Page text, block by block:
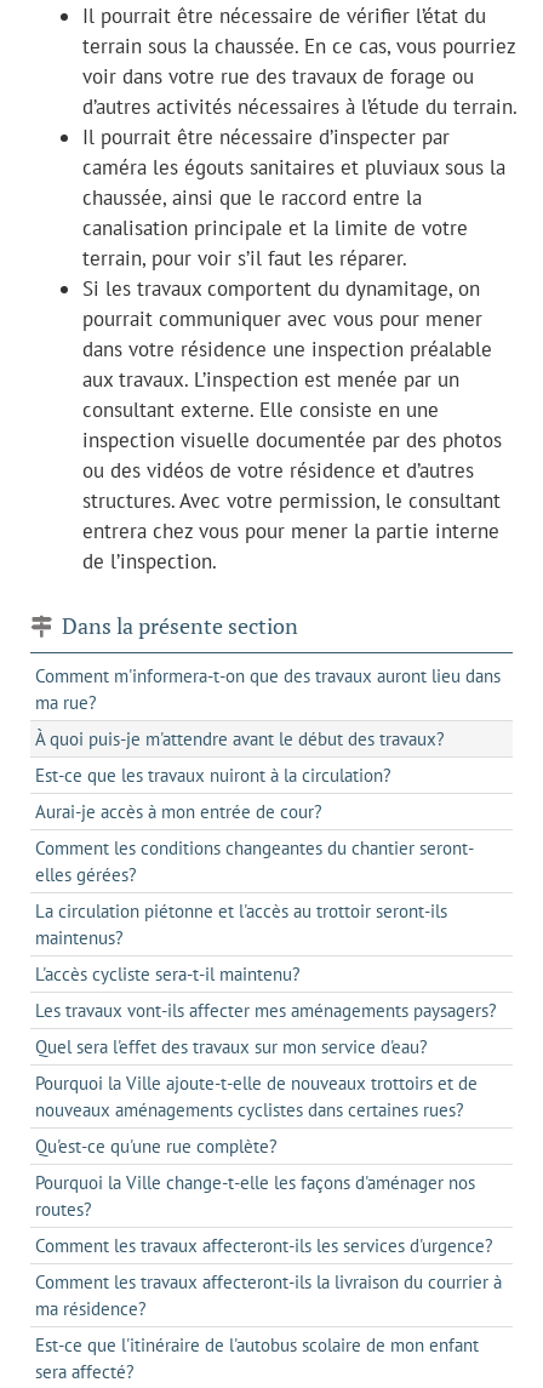
Il pourrait être nécessaire de vérifier l’état du
terrain sous la chaussée. En ce cas, vous pourriez
voir dans votre rue des travaux de forage ou
d’autres activités nécessaires à l’étude du terrain.
Il pourrait être nécessaire d’inspecter par
caméra les égouts sanitaires et pluviaux sous la
chaussée, ainsi que le raccord entre la
canalisation principale et la limite de votre
terrain, pour voir s’il faut les réparer.
Si les travaux comportent du dynamitage, on
pourrait communiquer avec vous pour mener
dans votre résidence une inspection préalable
aux travaux. L’inspection est menée par un
consultant externe. Elle consiste en une
inspection visuelle documentée par des photos
ou des vidéos de votre résidence et d’autres
structures. Avec votre permission, le consultant
entrera chez vous pour mener la partie interne
de l’inspection.
Dans la présente section
Comment m'informera-t-on que des travaux auront lieu dans
ma rue?
À quoi puis-je m'attendre avant le début des travaux?
Est-ce que les travaux nuiront à la circulation?
Aurai-je accès à mon entrée de cour?
Comment les conditions changeantes du chantier seront-
elles gérées?
La circulation piétonne et l'accès au trottoir seront-ils
maintenus?
L'accès cycliste sera-t-il maintenu?
Les travaux vont-ils affecter mes aménagements paysagers?
Quel sera l'effet des travaux sur mon service d'eau?
Pourquoi la Ville ajoute-t-elle de nouveaux trottoirs et de
nouveaux aménagements cyclistes dans certaines rues?
Qu'est-ce qu'une rue complète?
Pourquoi la Ville change-t-elle les façons d'aménager nos
routes?
Comment les travaux affecteront-ils les services d'urgence?
Comment les travaux affecteront-ils la livraison du courrier à
ma résidence?
Est-ce que l'itinéraire de l'autobus scolaire de mon enfant
sera affecté?